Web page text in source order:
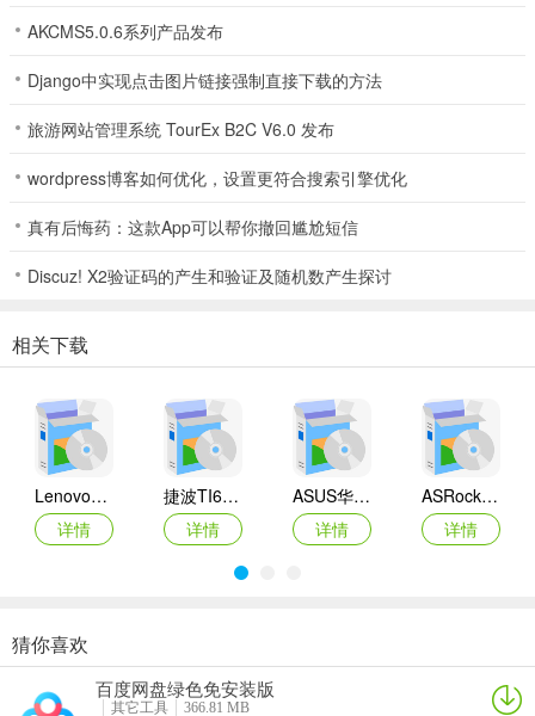
AKCMS5.0.6系列产品发布
Django中实现点击图片链接强制直接下载的方法
旅游网站管理系统 TourEx B2C V6.0 发布
wordpress博客如何优化，设置更符合搜索引擎优化
真有后悔药：这款App可以帮你撤回尴尬短信
Discuz! X2验证码的产生和验证及随机数产生探讨
相关下载
Lenovo联想 Ideapad Z465/Z565系列笔记本 声卡驱动
详情
捷波TI61AG-A主板BIOS
详情
ASUS华硕F1A55-M LX3 R2.0主板BIOS
详情
ASRock华擎IMB-A160主板BIOS
详情
奥睿科PAS3062-2E/PAS3062-2S/PAS3064-2S2E系列扩展卡驱动
详情
Canon佳能 PowerShot A310 WIA驱动
详情
AMD Mobility Radeon HD 2000/HD 3000/HD 4000/HD 5000系列移动显卡催化剂驱动
映泰Hi-Fi H77S 5.x主板BIOS
猜你喜欢
百度网盘绿色免安装版
其它工具
366.81 MB